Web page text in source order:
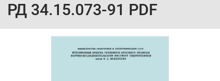
РД 34.15.073-91 PDF